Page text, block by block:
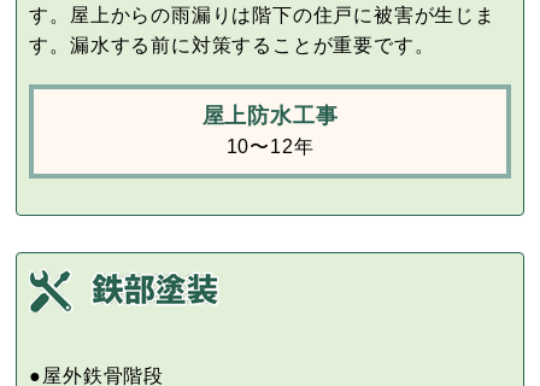
す。屋上からの雨漏りは階下の住戸に被害が生じま
す。漏水する前に対策することが重要です。
屋上防水工事
10〜12年
●屋外鉄骨階段